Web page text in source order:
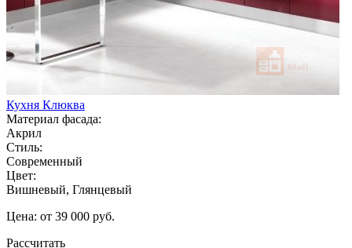
Кухня Клюква
Материал фасада:
Акрил
Стиль:
Современный
Цвет:
Вишневый, Глянцевый
Цена: от 39 000 руб.
Рассчитать